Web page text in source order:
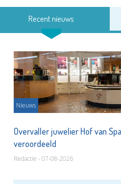
Recent nieuws
Nieuws
Overvaller juwelier Hof van
veroordeeld
Redactie - 07-08-2026